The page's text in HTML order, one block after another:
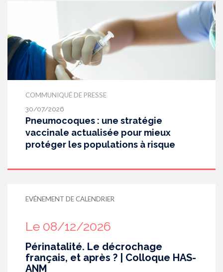
COMMUNIQUÉ DE PRESSE
30/07/2026
Pneumocoques : une stratégie
vaccinale actualisée pour mieux
protéger les populations à risque
EVÉNEMENT DE CALENDRIER
Le 08/12/2026
Périnatalité. Le décrochage
français, et après ? | Colloque HAS-
ANM